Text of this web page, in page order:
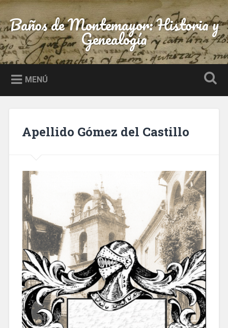
Saltar
contenido
Buscar
Baños de Montemayor: Historia y
Genealogía
MENÚ
Apellido Gómez del Castillo